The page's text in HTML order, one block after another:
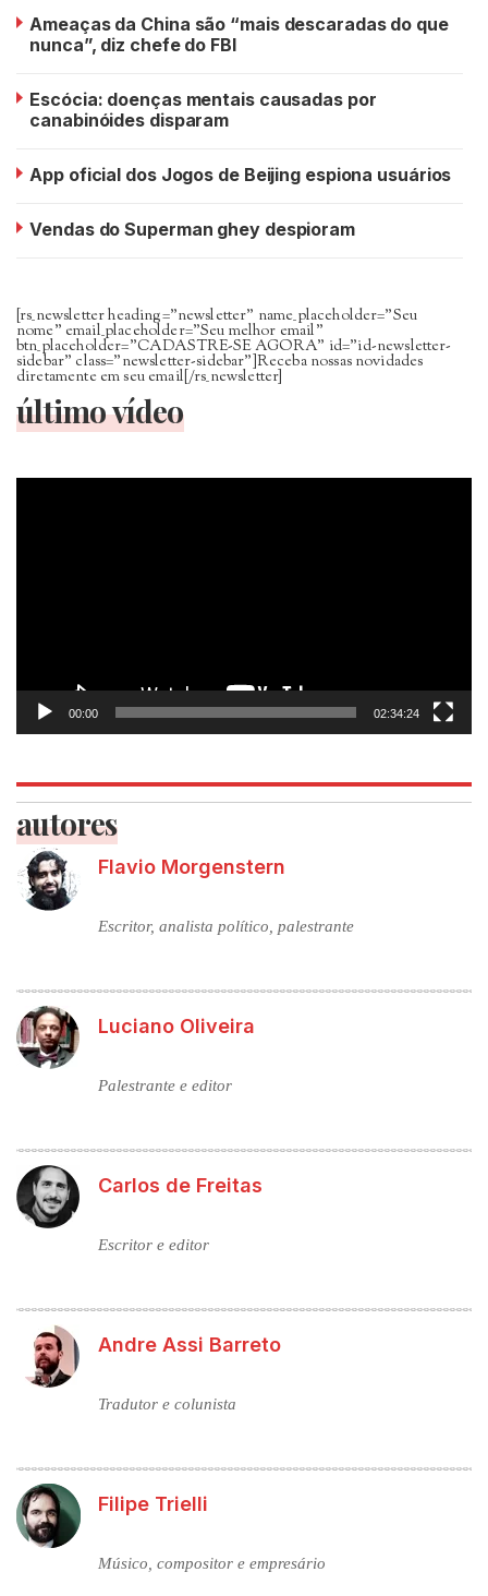
Ameaças da China são “mais descaradas do que
nunca”, diz chefe do FBI
Escócia: doenças mentais causadas por
canabinóides disparam
App oficial dos Jogos de Beijing espiona usuários
Vendas do Superman ghey despioram
[rs_newsletter heading=”newsletter” name_placeholder=”Seu
nome” email_placeholder=”Seu melhor email”
btn_placeholder=”CADASTRE-SE AGORA” id=”id-newsletter-
sidebar” class=”newsletter-sidebar”]Receba nossas novidades
diretamente em seu email[/rs_newsletter]
último vídeo
Tocador
00:00 02:34:24
autores
Flavio Morgenstern
Escritor, analista político, palestrante
Luciano Oliveira
Palestrante e editor
Carlos de Freitas
Escritor e editor
Andre Assi Barreto
Tradutor e colunista
Filipe Trielli
Músico, compositor e empresário